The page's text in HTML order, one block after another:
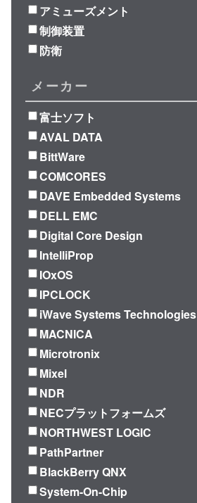
アミューズメント
制御装置
防衛
メーカー
富士ソフト
AVAL DATA
BittWare
COMCORES
DAVE Embedded Systems
DELL EMC
Digital Core Design
IntelliProp
IOxOS
IPCLOCK
iWave Systems Technologies
MACNICA
Microtronix
Mixel
NDR
NECプラットフォームズ
NORTHWEST LOGIC
PathPartner
BlackBerry QNX
System-On-Chip